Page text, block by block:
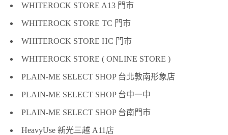
WHITEROCK STORE A13 門市
WHITEROCK STORE TC 門市
WHITEROCK STORE HC 門市
WHITEROCK STORE ( ONLINE STORE )
PLAIN-ME SELECT SHOP 台北敦南形象店
PLAIN-ME SELECT SHOP 台中一中
PLAIN-ME SELECT SHOP 台南門市
HeavyUse 新光三越 A11店